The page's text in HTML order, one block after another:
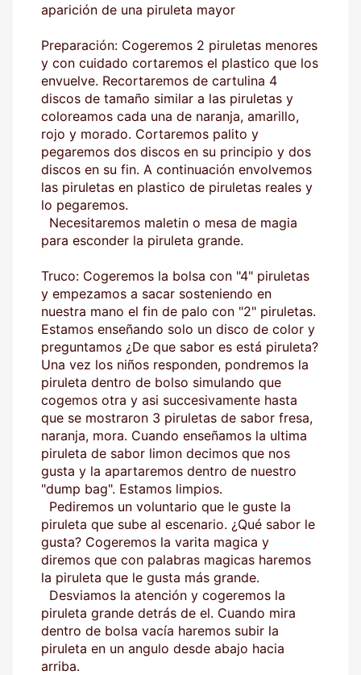
aparición de una piruleta mayor
Preparación: Cogeremos 2 piruletas menores
y con cuidado cortaremos el plastico que los
envuelve. Recortaremos de cartulina 4
discos de tamaño similar a las piruletas y
coloreamos cada una de naranja, amarillo,
rojo y morado. Cortaremos palito y
pegaremos dos discos en su principio y dos
discos en su fin. A continuación envolvemos
las piruletas en plastico de piruletas reales y
lo pegaremos.
Necesitaremos maletin o mesa de magia
para esconder la piruleta grande.
Truco: Cogeremos la bolsa con "4" piruletas
y empezamos a sacar sosteniendo en
nuestra mano el fin de palo con "2" piruletas.
Estamos enseñando solo un disco de color y
preguntamos ¿De que sabor es está piruleta?
Una vez los niños responden, pondremos la
piruleta dentro de bolso simulando que
cogemos otra y asi succesivamente hasta
que se mostraron 3 piruletas de sabor fresa,
naranja, mora. Cuando enseñamos la ultima
piruleta de sabor limon decimos que nos
gusta y la apartaremos dentro de nuestro
"dump bag". Estamos limpios.
Pediremos un voluntario que le guste la
piruleta que sube al escenario. ¿Qué sabor le
gusta? Cogeremos la varita magica y
diremos que con palabras magicas haremos
la piruleta que le gusta más grande.
Desviamos la atención y cogeremos la
piruleta grande detrás de el. Cuando mira
dentro de bolsa vacía haremos subir la
piruleta en un angulo desde abajo hacia
arriba.